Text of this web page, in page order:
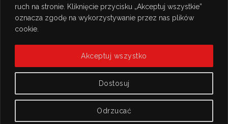
ruch na stronie. Kliknięcie przycisku „Akceptuj wszystkie”
oznacza zgodę na wykorzystywanie przez nas plików
cookie.
Dostosuj
Odrzucać
Akceptuj wszystko
© Copyright 2026TANAKE